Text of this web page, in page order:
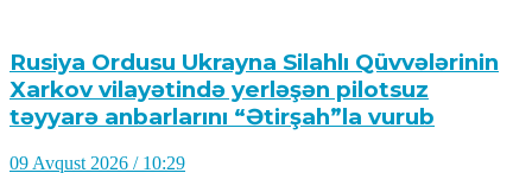
Rusiya Ordusu Ukrayna Silahlı Qüvvələrinin
Xarkov vilayətində yerləşən pilotsuz
təyyarə anbarlarını “Ətirşah”la vurub
09 Avqust 2026 / 10:29